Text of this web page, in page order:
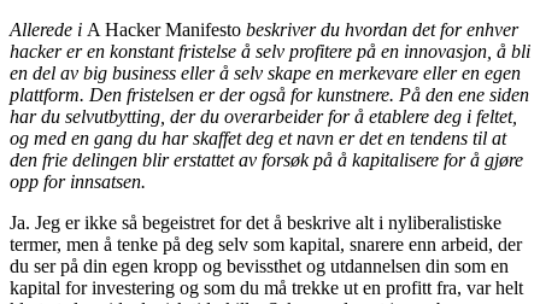
Allerede i A Hacker Manifesto beskriver du hvordan det for enhver
hacker er en konstant fristelse å selv profitere på en innovasjon å bli
en del av big business eller å selv skape en merkevare eller en egen
plattform. Den fristelsen er der også for kunstnere. På den ene siden
har du selvutbytting, der du overarbeider for å etablere deg i feltet,
og med en gang du har skaffet deg et navn er det en tendens til at
den frie delingen blir erstattet av forsøk på å kapitalisere for å gjøre
opp for innsatsen.
Ja. Jeg er ikke så begeistret for det å beskrive alt i nyliberalistiske
termer, men å tenke på deg selv som kapital, snarere enn arbeid, der
du ser på din egen kropp og bevissthet og utdannelsen din som en
kapital for investering og som du må trekke ut en profitt fra, var helt